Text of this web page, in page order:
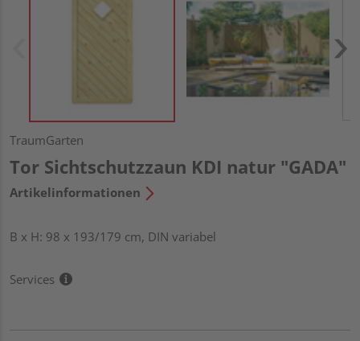
TraumGarten
Tor Sichtschutzzaun KDI natur "GADA"
Artikelinformationen
B x H: 98 x 193/179 cm, DIN variabel
Services